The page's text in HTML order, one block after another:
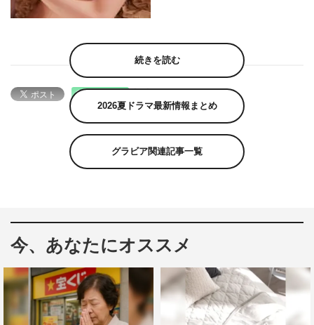
続きを読む
2026夏ドラマ最新情報まとめ
グラビア関連記事一覧
今、あなたにオススメ